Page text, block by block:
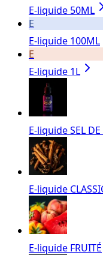
E-liquide 50ML
E
E-liquide 100ML
E
E-liquide 1L
E-liquide SEL
E-liquide
E-liquide FRUITÉ